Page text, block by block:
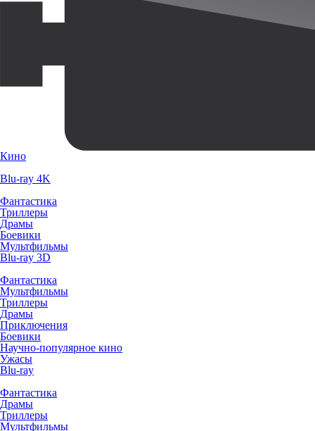
Кино
Blu-ray 4K
Фантастика
Триллеры
Драмы
Боевики
Мультфильмы
Blu-ray 3D
Фантастика
Мультфильмы
Триллеры
Драмы
Приключения
Боевики
Научно-популярное кино
Ужасы
Blu-ray
Фантастика
Драмы
Триллеры
Мультфильмы